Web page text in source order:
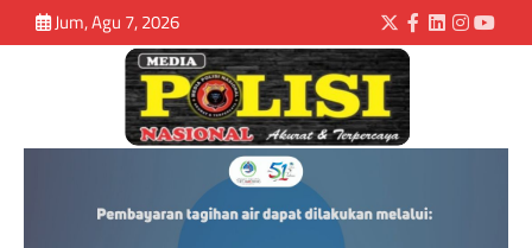
Jum, Agu 7, 2026